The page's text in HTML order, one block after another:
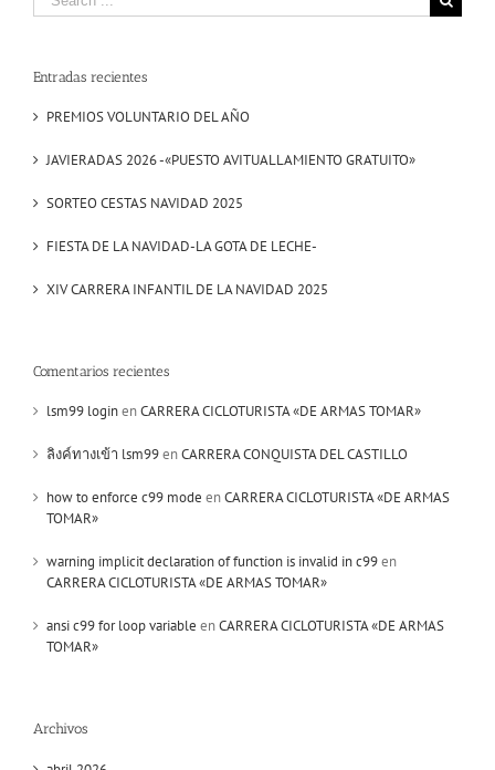
for:
Entradas recientes
PREMIOS VOLUNTARIO DEL AÑO
JAVIERADAS 2026 -«PUESTO AVITUALLAMIENTO GRATUITO»
SORTEO CESTAS NAVIDAD 2025
FIESTA DE LA NAVIDAD-LA GOTA DE LECHE-
XIV CARRERA INFANTIL DE LA NAVIDAD 2025
Comentarios recientes
lsm99 loginenCARRERA CICLOTURISTA «DE ARMAS TOMAR»
ลิงค์ทางเข้า lsm99enCARRERA CONQUISTA DEL CASTILLO
how to enforce c99 mode enCARRERA CICLOTURISTA «DE ARMAS
TOMAR»
warning implicit declaration of function is invalid in c99en
CARRERA CICLOTURISTA «DE ARMAS TOMAR»
ansi c99 for loop variable enCARRERA CICLOTURISTA «DE ARMAS
TOMAR»
Archivos